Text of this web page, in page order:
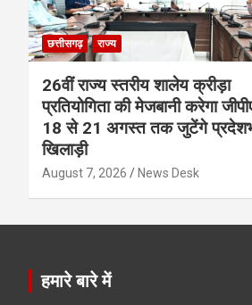
छत्तीसगढ़ राज्य
26वीं राज्य स्तरीय शालेय क्रीड़ा
प्रतियोगिता की मेजबानी करेगा
18 से 21 अगस्त तक जुटेंगे
खिलाड़ी
August 7, 2026 News Desk
हमारे बारे में